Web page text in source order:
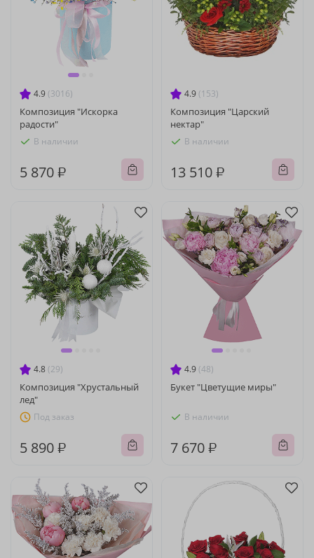
4.9 (3016)
Композиция "Искорка
радости"
В наличии
5 870 ₽
4.9 (153)
Композиция "Царский
нектар"
В наличии
13 510 ₽
4.8 (29)
Композиция "Хрустальный
лед"
Под заказ
5 890 ₽
4.9 (48)
Букет "Цветущие миры"
В наличии
7 670 ₽